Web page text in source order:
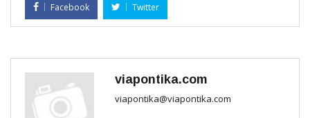
Facebook Twitter
viapontika.com
viapontika@viapontika.com